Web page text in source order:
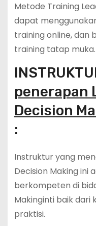
Metode Training
dapat
training online, dan
training tatap muka.
penerapan
Decision
:
Instruktur yang
Decision Making ini
berkompeten di
Makinginti baik dari
praktisi.